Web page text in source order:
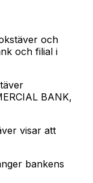
och
och filial i
BANK,
visar att
bankens